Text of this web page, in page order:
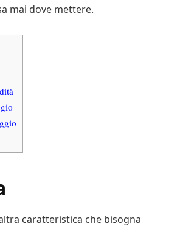
mai dove mettere.
caratteristica che bisogna